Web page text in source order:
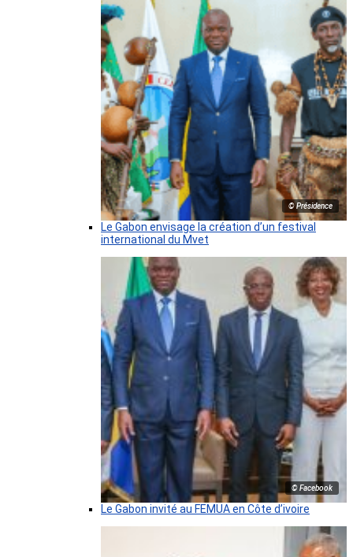
© Présidence
Le Gabon envisage la création d’un festival
international du Mvet
© Facebook
Le Gabon invité au FEMUA en Côte d’ivoire